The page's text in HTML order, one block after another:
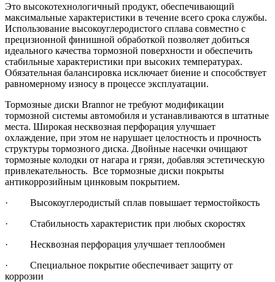
Это высокотехнологичный продукт, обеспечивающий
максимальные характеристики в течение всего срока службы.
Использование высокоуглеродистого сплава совместно с
прецизионной финишной обработкой позволяет добиться
идеального качества тормозной поверхности и обеспечить
стабильные характеристики при высоких температурах.
Обязательная балансировка исключает биение и способствует
равномерному износу в процессе эксплуатации.
Тормозные диски Brannor не требуют модификации
тормозной системы автомобиля и устанавливаются в штатные
места. Широкая несквозная перфорация улучшает
охлаждение, при этом не нарушает целостность и прочность
структуры тормозного диска. Двойные насечки очищают
тормозные колодки от нагара и грязи, добавляя эстетическую
привлекательность. Все тормозные диски покрыты
антикоррозийным цинковым покрытием.
· Высокоуглеродистый сплав повышает термостойкость
· Стабильность характеристик при любых скоростях
· Несквозная перфорация улучшает теплообмен
· Специальное покрытие обеспечивает защиту от
коррозии